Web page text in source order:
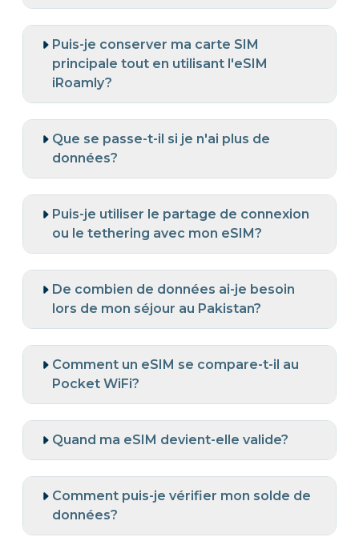
Puis-je conserver ma carte SIM
principale tout en utilisant l'eSIM
iRoamly?
Que se passe-t-il si je n'ai plus de
données?
Puis-je utiliser le partage de connexion
ou le tethering avec mon eSIM?
De combien de données ai-je besoin
lors de mon séjour au Pakistan?
Comment un eSIM se compare-t-il au
Pocket WiFi?
Quand ma eSIM devient-elle valide?
Comment puis-je vérifier mon solde de
données?